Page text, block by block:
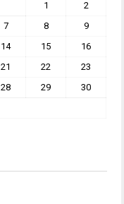
1
2
7 8
9
14 15
16
21 22
23
28 29
30